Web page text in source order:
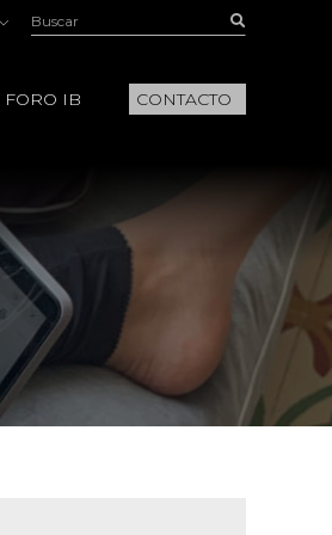
Buscar:
FORO IB CONTACTO